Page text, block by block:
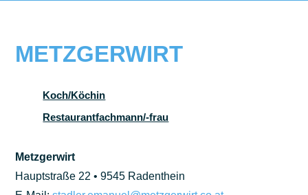
METZGERWIRT
Koch/Köchin
Restaurantfachmann/-frau
Metzgerwirt
Hauptstraße 22 • 9545 Radenthein